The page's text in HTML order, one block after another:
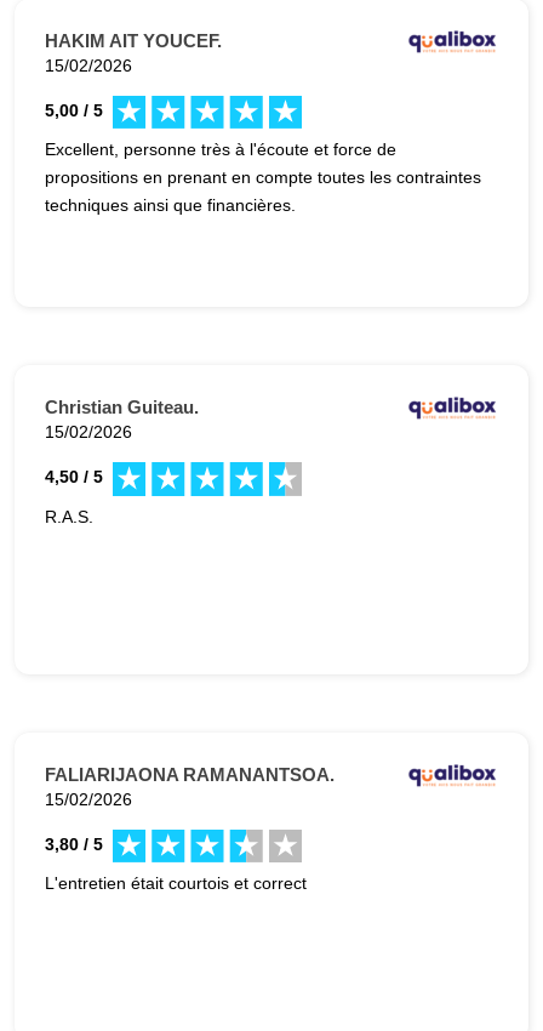
HAKIM AIT YOUCEF.
15/02/2026
5,00 / 5
Excellent, personne très à l'écoute et force de
propositions en prenant en compte toutes les contraintes
techniques ainsi que financières.
Christian Guiteau.
15/02/2026
4,50 / 5
R.A.S.
FALIARIJAONA RAMANANTSOA.
15/02/2026
3,80 / 5
L'entretien était courtois et correct